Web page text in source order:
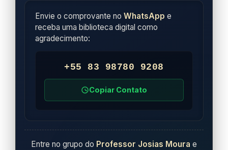
Envie o comprovante noWhatsApp e
receba uma biblioteca digital como
agradecimento:
+55 83 98780 9208
Copiar Contato
Entre no grupo do Professor Josias Moura e